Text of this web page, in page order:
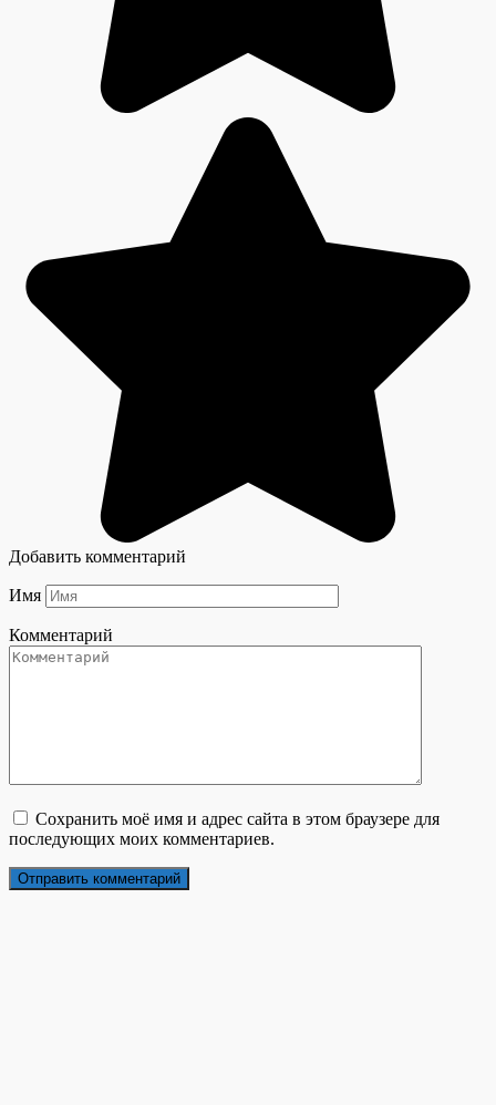
Добавить комментарий
Имя
Комментарий
Сохранить моё имя и адрес сайта в этом браузере для
последующих моих комментариев.